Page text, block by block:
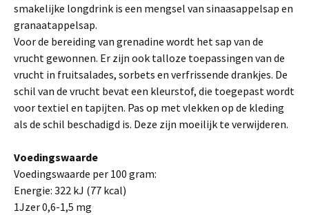
smakelijke longdrink is een mengsel van sinaasappelsap en
granaatappelsap.
Voor de bereiding van grenadine wordt het sap van de
vrucht gewonnen. Er zijn ook talloze toepassingen van de
vrucht in fruitsalades, sorbets en verfrissende drankjes. De
schil van de vrucht bevat een kleurstof, die toegepast wordt
voor textiel en tapijten. Pas op met vlekken op de kleding
als de schil beschadigd is. Deze zijn moeilijk te verwijderen.
Voedingswaarde
Voedingswaarde per 100 gram:
Energie: 322 kJ (77 kcal)
1Jzer 0,6-1,5 mg